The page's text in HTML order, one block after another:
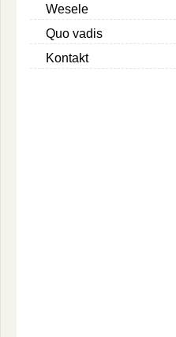
Wesele
Quo vadis
Kontakt